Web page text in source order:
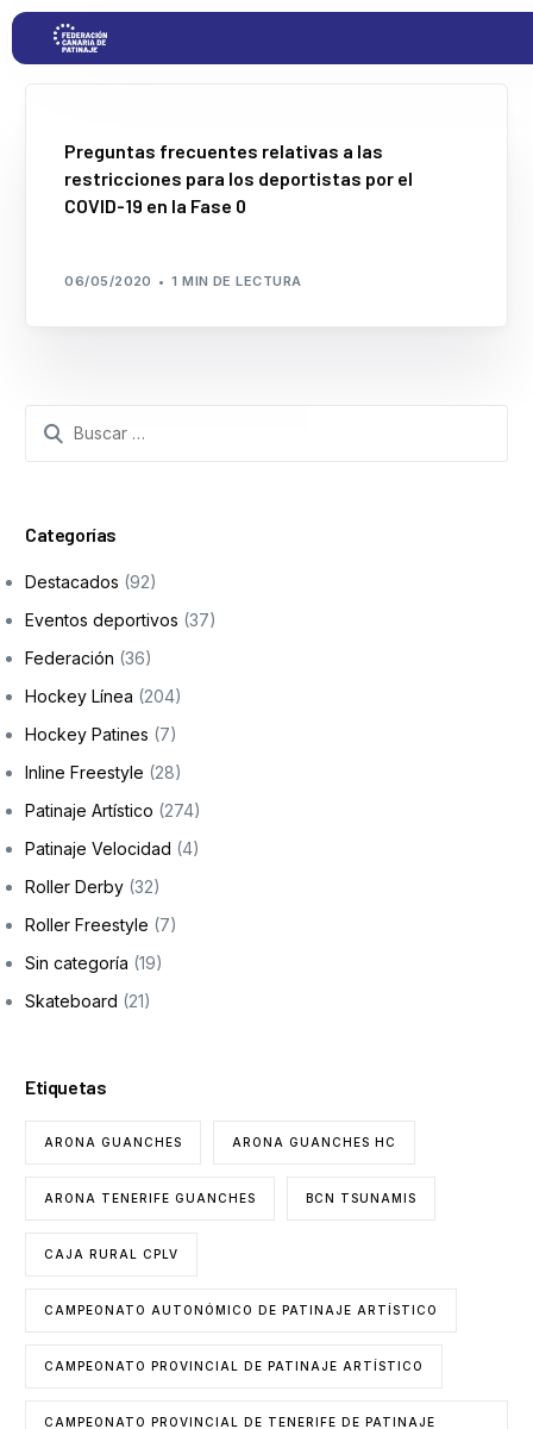
Preguntas frecuentes relativas a las
restricciones para los deportistas por el
COVID-19 en la Fase 0
06/05/2020 1 MIN DE LECTURA
Categorías
Destacados (92)
Eventos deportivos (37)
Federación (36)
Hockey Línea (204)
Hockey Patines (7)
Inline Freestyle (28)
Patinaje Artístico (274)
Patinaje Velocidad (4)
Roller Derby (32)
Roller Freestyle (7)
Sin categoría (19)
Skateboard (21)
Etiquetas
ARONA GUANCHES ARONA GUANCHES HC
ARONA TENERIFE GUANCHES BCN TSUNAMIS
CAJA RURAL CPLV
CAMPEONATO AUTONÓMICO DE PATINAJE ARTÍSTICO
CAMPEONATO PROVINCIAL DE PATINAJE ARTÍSTICO
CAMPEONATO PROVINCIAL DE TENERIFE DE PATINAJE
Proyectos
Competiciones
Clubs
Documentación